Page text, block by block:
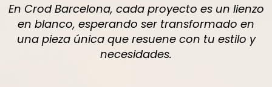
En Crod Barcelona, cada proyecto es un lienzo
en blanco, esperando ser transformado en
una pieza única que resuene con tu estilo y
necesidades.